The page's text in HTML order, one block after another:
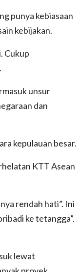
punya kebiasaan
kebijakan.
Cukup
unsur
dan
kepulauan besar.
KTT Asean
rendah hati”. Ini
ke tetangga”.
lewat